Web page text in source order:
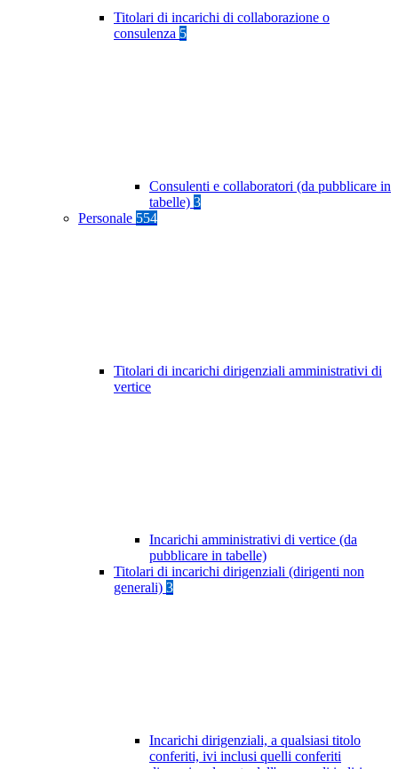
Titolari di incarichi di collaborazione o
consulenza 5
Consulenti e collaboratori (da pubblicare in
tabelle) 3
Personale 554
Titolari di incarichi dirigenziali amministrativi di
vertice
Incarichi amministrativi di vertice (da
pubblicare in tabelle)
Titolari di incarichi dirigenziali (dirigenti non
generali) 3
Incarichi dirigenziali, a qualsiasi titolo
conferiti, ivi inclusi quelli conferiti